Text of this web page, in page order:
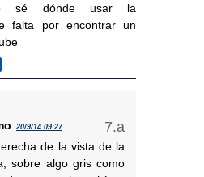
sé dónde usar la
falta por encontrar un
20/9/14 09:27
de la vista de la
sobre algo gris como